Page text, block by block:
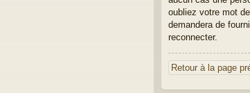
oubliez votre mot
demandera de
reconnecter.
Retour à la page